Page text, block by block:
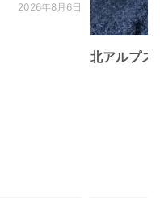
2026年8月6日
北アルプ